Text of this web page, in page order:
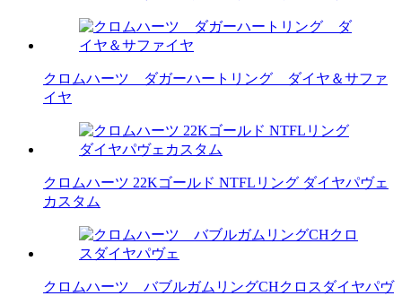
クロムハーツ ダガーハートリング ダイヤ＆サファ
イヤ
クロムハーツ 22Kゴールド NTFLリング ダイヤパヴェ
カスタム
クロムハーツ バブルガムリングCHクロスダイヤパヴ